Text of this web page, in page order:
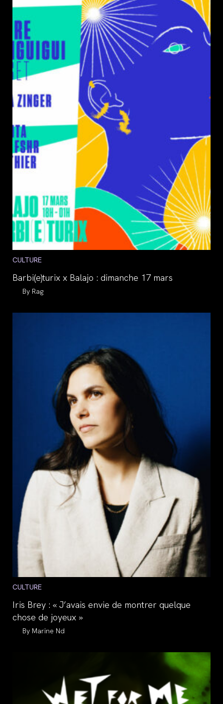
Post
CULTURE
Barbi(e)turix x Balajo : dimanche 17 mars
Auteur/autrice
la
Rag
Post
CULTURE
Iris Brey : « J’avais envie de montrer quelque
chose de joyeux »
Auteur/autrice
Marine Nd